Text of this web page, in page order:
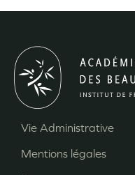
Pied
Vie Administrative
Mentions légales